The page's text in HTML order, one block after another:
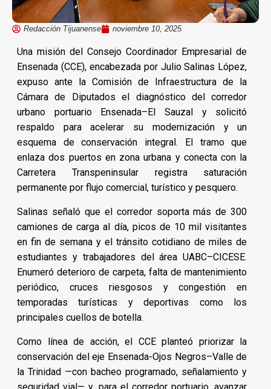
Redacción Tijuanense noviembre 10, 2025
Una misión del Consejo Coordinador Empresarial de
Ensenada (CCE), encabezada por Julio Salinas López,
expuso ante la Comisión de Infraestructura de la
Cámara de Diputados el diagnóstico del corredor
urbano portuario Ensenada–El Sauzal y solicitó
respaldo para acelerar su modernización y un
esquema de conservación integral. El tramo que
enlaza dos puertos en zona urbana y conecta con la
Carretera Transpeninsular registra saturación
permanente por flujo comercial, turístico y pesquero.
Salinas señaló que el corredor soporta más de 300
camiones de carga al día, picos de 10 mil visitantes
en fin de semana y el tránsito cotidiano de miles de
estudiantes y trabajadores del área UABC–CICESE.
Enumeró deterioro de carpeta, falta de mantenimiento
periódico, cruces riesgosos y congestión en
temporadas turísticas y deportivas como los
principales cuellos de botella.
Como línea de acción, el CCE planteó priorizar la
conservación del eje Ensenada-Ojos Negros–Valle de
la Trinidad —con bacheo programado, señalamiento y
seguridad vial— y, para el corredor portuario, avanzar